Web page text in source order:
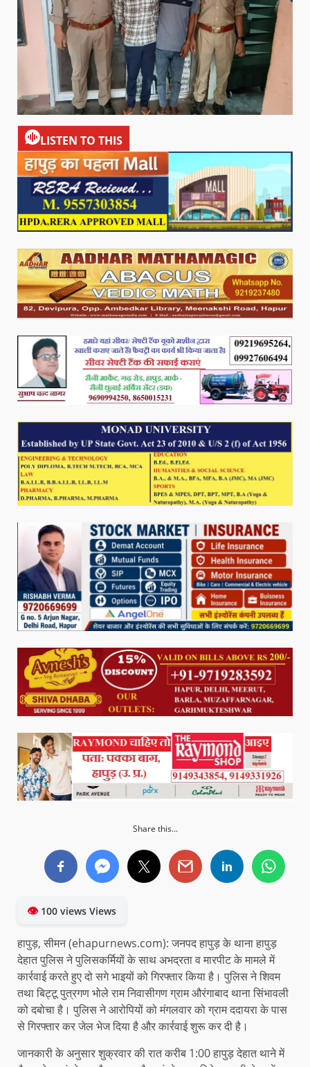
LISTEN TO THIS
Share this...
👁100 views Views
हापुड़, सीमन (ehapurnews.com): जनपद हापुड़ के थाना हापुड़
देहात पुलिस ने पुलिसकर्मियों के साथ अभद्रता व मारपीट के मामले में
कार्रवाई करते हुए दो सगे भाइयों को गिरफ्तार किया है। पुलिस ने शिवम
तथा बिट्टू पुत्रगण भोले राम निवासीगण ग्राम औरंगाबाद थाना सिंभावली
को दबोचा है। पुलिस ने आरोपियों को मंगलवार को ग्राम ददायरा के पास
से गिरफ्तार कर जेल भेज दिया है और कार्रवाई शुरू कर दी है।
जानकारी के अनुसार शुक्रवार की रात करीब 1:00 हापुड़ देहात थाने में